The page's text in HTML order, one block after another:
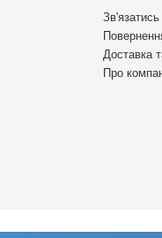
Доставка
Про